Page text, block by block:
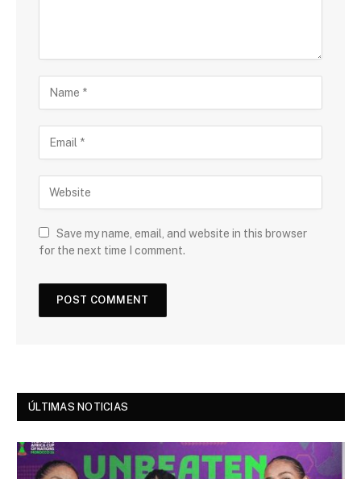
Save my name, email, and website in this browser
for the next time I comment.
ÚLTIMAS NOTICIAS